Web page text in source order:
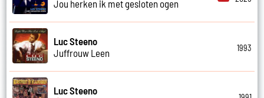
Jou herken ik met gesloten ogen
Luc Steeno
Juffrouw Leen
1993
Luc Steeno